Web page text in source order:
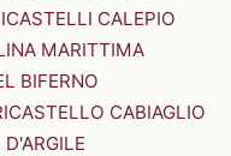
CASTELLI CALEPIO
MARITTIMA
BIFERNO
CASTELLO CABIAGLIO